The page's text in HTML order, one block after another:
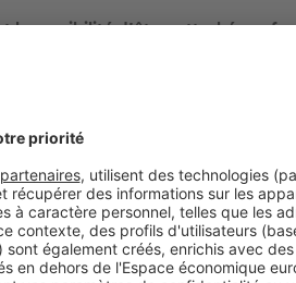
la possibilité d’être rattachés au
le versement d’une pension
des ressources
au foyer fiscal de ses parents. Les
revenus de l’étudiant sans tenir
du foyer fiscal.
soient garants ou « caution» pour